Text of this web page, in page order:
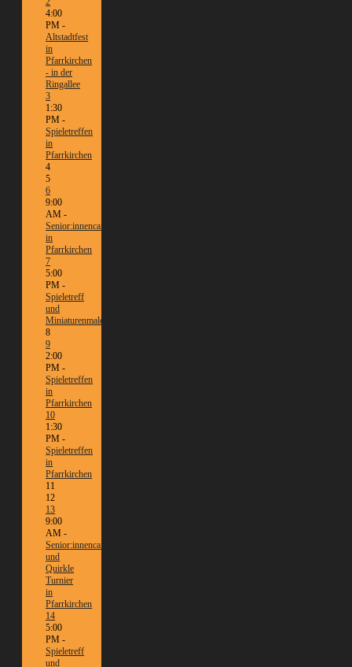
4:00
PM -
Altstadtfest
in
Pfarrkirchen
- in der
Ringallee
3
1:30
PM -
Spieletreffen
in
Pfarrkirchen
4
5
6
9:00
AM -
Senior:innencafé
in
Pfarrkirchen
7
5:00
PM -
Spieletreff
und
Miniaturenmalen/Tabletop
8
9
2:00
PM -
Spieletreffen
in
Pfarrkirchen
10
1:30
PM -
Spieletreffen
in
Pfarrkirchen
11
12
13
9:00
AM -
Senior:innencafé
und
Quirkle
Turnier
in
Pfarrkirchen
14
5:00
PM -
Spieletreff
und